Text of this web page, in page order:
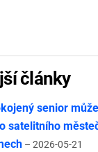
články
senior
satelitního
– 2026-05-21